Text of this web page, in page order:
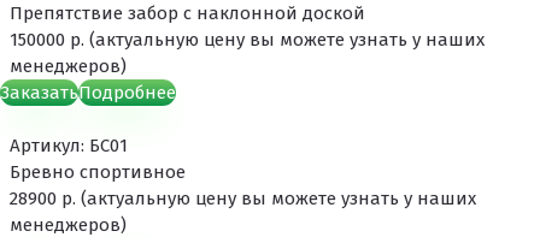
Препятствие забор с наклонной доской
150000 р. (актуальную цену вы можете узнать у наших
менеджеров)
ЗаказатьПодробнее
Артикул: БС01
Бревно спортивное
28900 р. (актуальную цену вы можете узнать у наших
менеджеров)